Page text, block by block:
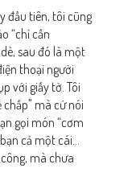
đầu tiên, tôi cũng
“chỉ cần
sau đó là một
thoại người
với giấy tờ. Tôi
chấp" mà cứ nói
gọi món “cơm
cả một cái…
mà chưa